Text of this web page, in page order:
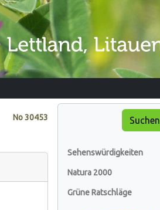
No30453 Suchen
Sehenswürdigkeiten
Natura 2000
Grüne Ratschläge